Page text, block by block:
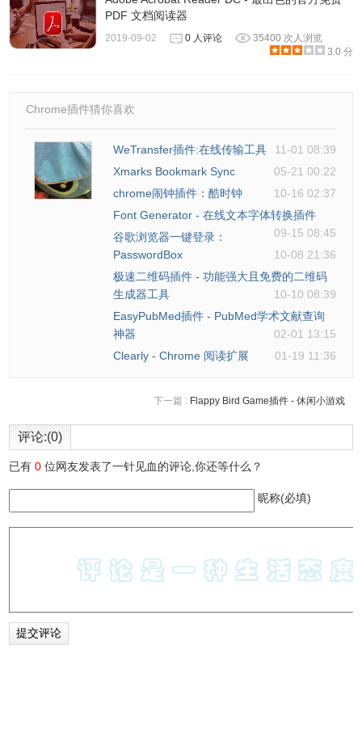
PDF 文档阅读器
2019-09-02 0 人评论
35400 次人浏览
3.0 分
Chrome插件猜你喜欢
WeTransfer插件:在线传输工具
11-01 08:39
Xmarks Bookmark Sync
05-21 00:22
chrome闹钟插件：酷时钟
10-16 02:37
Font Generator - 在线文本字体转换插件
09-15 08:45
谷歌浏览器一键登录：
PasswordBox
10-08 21:36
极速二维码插件 - 功能强大且免费的二维码
生成器工具
10-10 08:39
EasyPubMed插件 - PubMed学术文献查询
神器
02-01 13:15
Clearly - Chrome 阅读扩展
01-19 11:36
下一篇 : Flappy Bird Game插件 - 休闲小游戏
评论:(0)
已有0 位网友发表了一针见血的评论,你还等什么？
昵称(必填)